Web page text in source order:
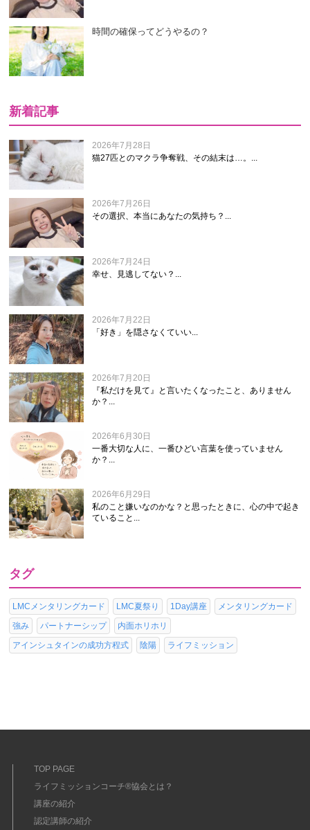
時間の確保ってどうやるの？
新着記事
2026年7月28日
猫27匹とのマクラ争奪戦、その結末は…。...
2026年7月26日
その選択、本当にあなたの気持ち？...
2026年7月24日
幸せ、見逃してない？...
2026年7月22日
「好き」を隠さなくていい...
2026年7月20日
『私だけを見て』と言いたくなったこと、ありません
か？...
2026年6月30日
一番大切な人に、一番ひどい言葉を使っていません
か？...
2026年6月29日
私のこと嫌いなのかな？と思ったときに、心の中で起き
ていること...
タグ
LMCメンタリングカード LMC夏祭り 1Day講座
メンタリングカード
強み
パートナーシップ
内面ホリホリ
アインシュタインの成功方程式
陰陽 ライフミッション
TOP PAGE
ライフミッションコーチ®協会とは？
講座の紹介
認定講師の紹介